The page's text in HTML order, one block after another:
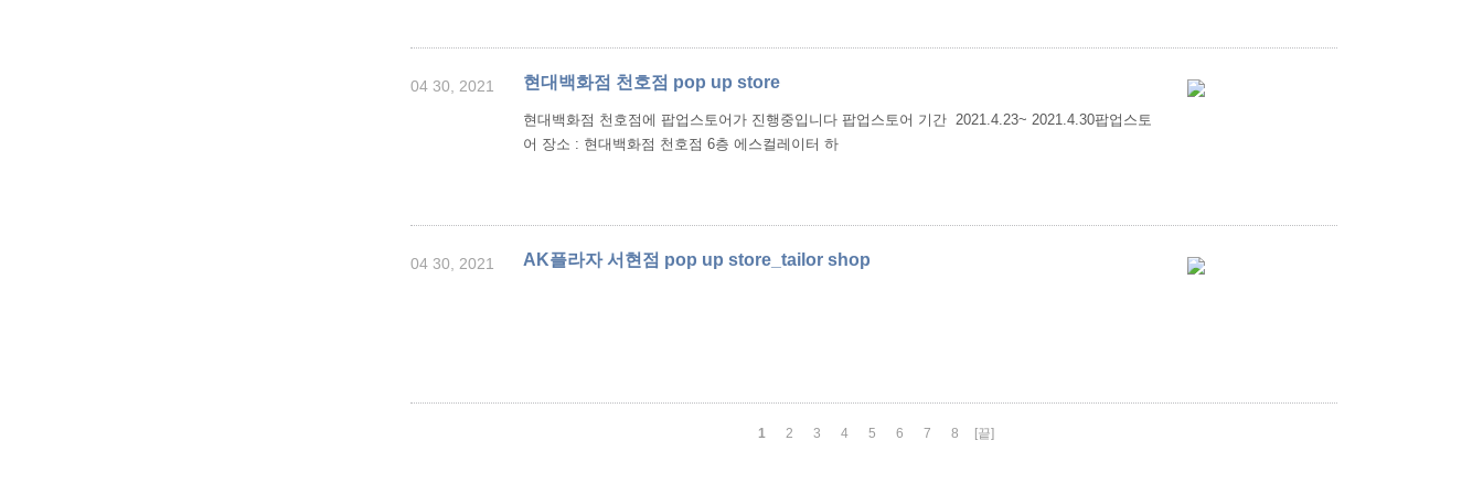
04 30, 2021 현대백화점 천호점 pop up store
현대백화점 천호점에 팝업스토어가 진행중입니다 팝업스토어 기간 2021.4.23~ 2021.4.30팝업스토
어 장소 : 현대백화점 천호점 6층 에스컬레이터 하
04 30, 2021 AK플라자 서현점 pop up store_tailor shop
1 2 3 4 5 6 7 8 [끝]